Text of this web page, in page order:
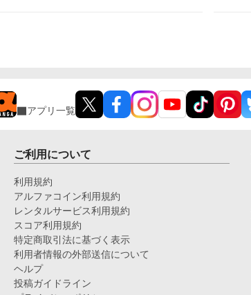
アプリ一覧
ご利用について
利用規約
アルファコイン利用規約
レンタルサービス利用規約
スコア利用規約
特定商取引法に基づく表示
利用者情報の外部送信について
ヘルプ
投稿ガイドライン